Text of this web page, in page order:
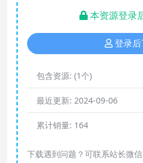
本资源登录
登录后
包含资源: (1个)
最近更新: 2024-09-06
累计销量: 164
下载遇到问题？可联系站长微